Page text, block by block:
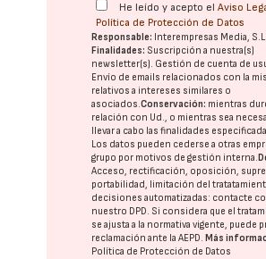
He leído y acepto elAviso
Política de Protección de Datos
Responsable: Interempresas Media,
Finalidades: Suscripción a nuestra(s)
newsletter(s). Gestión de cuenta de
Envío de emails relacionados con la
relativos a intereses similares o
asociados.Conservación: mientras
relación con Ud., o mientras sea
llevar a cabo las finalidades
Los datos pueden cederse a otras
grupo por motivos de gestión interna.
Acceso, rectificación, oposición,
portabilidad, limitación del
decisiones automatizadas: contacte
nuestro DPD. Si considera que el
se ajusta a la normativa vigente, puede
reclamación ante laAEPD.Más
Política de Protección de Datos